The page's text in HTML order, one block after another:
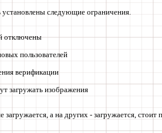
следующие ограничения.
отключены
пользователей
верификации
загружать изображения
а на других - загружается, стоит